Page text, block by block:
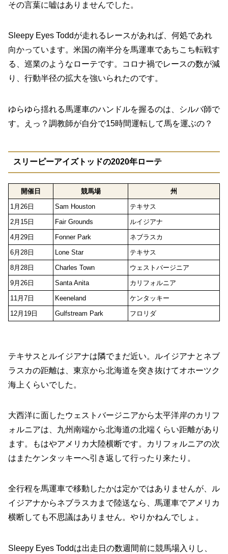
その言葉に嘘はありませんでした。
Sleepy Eyes Toddが走れるレースがあれば、何処であれ
向かっています。米国の南半分を馬運車であちこち転戦す
る、巡業のようなローテです。コロナ禍でレースの数が減
り、行動半径の拡大を強いられたのです。
ゆらゆら揺れる馬運車のハンドルを握るのは、シルバ師で
す。えっ？調教師が自分で15時間運転して馬を運ぶの？
スリーピーアイズトッドの2020年ローテ
開催日 競馬場
州
1月26日
Sam Houston
テキサス
2月15日
Fair Grounds
ルイジアナ
4月29日
Fonner Park
ネブラスカ
6月28日
Lone Star
テキサス
8月28日
Charles Town
ウェストバージニア
9月26日
Santa Anita
カリフォルニア
11月7日
Keeneland
ケンタッキー
12月19日
Gulfstream Park フロリダ
テキサスとルイジアナは隣でまだ近い。ルイジアナとネブ
ラスカの距離は、東京から北海道を突き抜けてオホーツク
海上くらいでした。
大西洋に面したウェストバージニアから太平洋岸のカリフ
ォルニアは、九州南端から北海道の北端くらい距離があり
ます。もはやアメリカ大陸横断です。カリフォルニアの次
はまたケンタッキーへ引き返して行ったり来たり。
全行程を馬運車で移動したかは定かではありませんが、ル
イジアナからネブラスカまで陸送なら、馬運車でアメリカ
横断しても不思議はありません。やりかねんでしょ。
Sleepy Eyes Toddは出走日の数週間前に競馬場入りし、